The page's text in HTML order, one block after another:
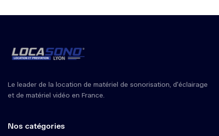
Le leader de la location de matériel de sonorisation, d'éclairage
et de matériel vidéo en France.
Nos catégories